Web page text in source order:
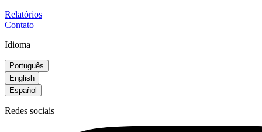
Relatórios
Contato
Idioma
Português
English
Español
Redes sociais